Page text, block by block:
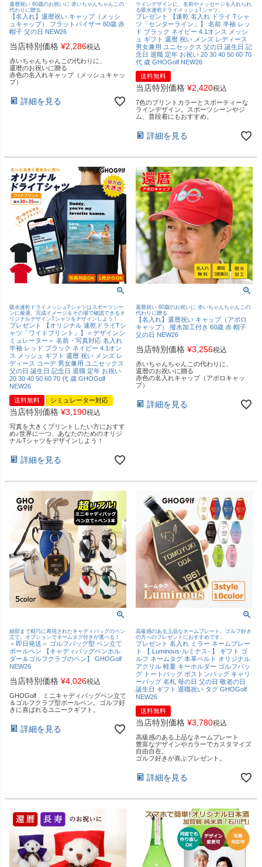
還暦祝い 60歳のお祝いに 赤いちゃんちゃんこの
代わりに贈る
【名入れ】還暦祝い キャップ（メッシ
ュキャップ） フラットバイザー 60歳 赤
帽子 父の日 NEW26
当店特別価格 ¥2,286税込
赤いちゃんちゃんこの代わりに、
還暦のお祝いに贈る
赤色の名入れキャップ（メッシュキャッ
プ）
詳細を見る
ラインデザインに、名前やメッセージを入れられ
る吸水速乾ドライメッシュTシャツ。
プレゼント 【速乾 名入れ ドライ Tシャ
ツ「センターライン」】 名前 半袖 レッ
ド ブラック ネイビー 4.1オンス メッシ
ュ ギフト 還暦 祝い メンズ レディース
男女兼用 ユニセックス 父の日 誕生日 記
念日 退職 定年 お祝い 20 30 40 50 60 70
代 歳 GHOGolf NEW26
送料無料
当店特別価格 ¥2,420税込
7色のプリントカラーとスポーティーな
ラインデザイン。スポーツシーンやジ
ム、普段着にもおすすめ。
詳細を見る
吸水速乾ドライメッシュTシャツはスポーツシー
ンに最適。完成イメージをその場で確認できるオ
リジナルデザインTシャツをデザインしよう！
プレゼント 【オリジナル 速乾ドライTシ
ャツ「ワイドプリント」】＜デザインシ
ミュレーター＞ 名前・写真対応 名入れ
半袖 レッド ブラック ネイビー 4.1オン
ス メッシュ ギフト 還暦 祝い メンズ レ
ディース コーデ 男女兼用 ユニセックス
父の日 誕生日 記念日 退職 定年 お祝い
20 30 40 50 60 70 代 歳 GHOGolf
NEW26
送料無料
シミュレーター対応
当店特別価格 ¥3,190税込
写真を大きくプリントしたい方におすす
め♪世界に一つ、あなたのためのオリジ
ナルTシャツをデザインしよう！
詳細を見る
還暦祝い 60歳のお祝いに 赤いちゃんちゃんこの
代わりに贈る
【名入れ】還暦祝い キャップ（アポロ
キャップ） 撥水加工付き 60歳 赤 帽子
父の日 NEW26
当店特別価格 ¥3,256税込
赤いちゃんちゃんこの代わりに、
還暦のお祝いに贈る
赤色の名入れキャップ（アポロキャッ
プ）
詳細を見る
細部まで精巧に再現されたキャディバッグのペン
立て。オプションでネームタグ付きが選べる！
＜即日発送＞ ゴルフバッグ型 ペン立て
ボールペン 【キャディバッグペンホル
ダー＆ゴルフクラブのペン】 GHOGolf
NEW26
当店特別価格 ¥4,026税込
GHOGolf ミニキャディバッグペン立て
＆ゴルフクラブ型ボールペン。ゴルフ好
きに喜ばれるユニークギフト。
詳細を見る
高級感のある上品なネームプレート。ゴルフ好き
の方へのプレゼントにおすすめです。
プレゼント 名入れ ミラー ネームプレー
ト 【 Luminous-ルミナス- 】 ギフト ゴ
ルフ ネームタグ 本革ベルト オリジナル
アクリル 軽量 キーホルダー ゴルフバッ
グ トートバッグ ボストンバッグ キャリ
ーバッグ 名札 母の日 父の日 敬老の日
誕生日 ギフト 退職祝い タグ GHOGolf
NEW26
送料無料
当店特別価格 ¥3,780税込
高級感のある上品なネームプレート
豊富なデザインやカラーでカスタマイズ
自由自在。
ゴルフ好きが喜ぶプレゼント。
詳細を見る